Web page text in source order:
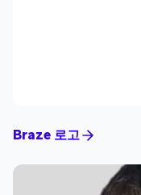
Braze 로고